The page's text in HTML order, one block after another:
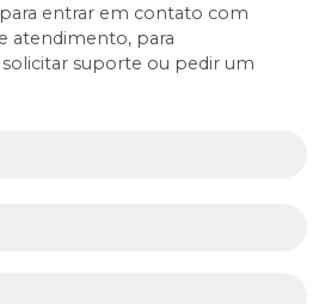
entrar em contato com
atendimento, para
solicitar suporte ou pedir um